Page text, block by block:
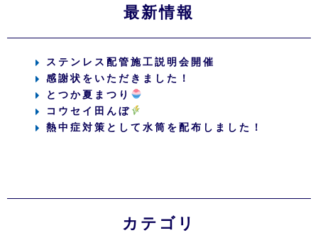
最新情報
ステンレス配管施工説明会開催
感謝状をいただきました！
とつか夏まつり
コウセイ田んぼ
熱中症対策として水筒を配布しました！
カテゴリ